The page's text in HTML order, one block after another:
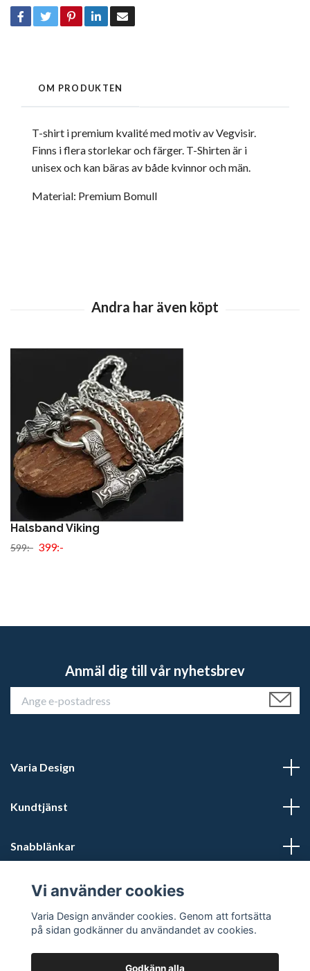
OM PRODUKTEN
T-shirt i premium kvalité med motiv av Vegvisir.
Finns i flera storlekar och färger. T-Shirten är i
unisex och kan bäras av både kvinnor och män.
Material: Premium Bomull
Halsband Viking
599:- 399:-
Anmäl dig till vår nyhetsbrev
Varia Design
Kundtjänst
Snabblänkar
Sociala medier
Vi använder cookies
Varia Design använder cookies. Genom att fortsätta
på sidan godkänner du användandet av cookies.
Godkänn alla